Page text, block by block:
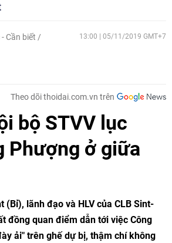
Cần biết 13:00 | 05/11/2019 GMT+7
Theo dõi thoidai.com.vn trên
bộ STVV lục
Phượng ở giữa
(Bỉ), lãnh đạo và HLV của CLB Sint-
đồng quan điểm dẫn tới việc Công
ải" trên ghế dự bị, thậm chí không